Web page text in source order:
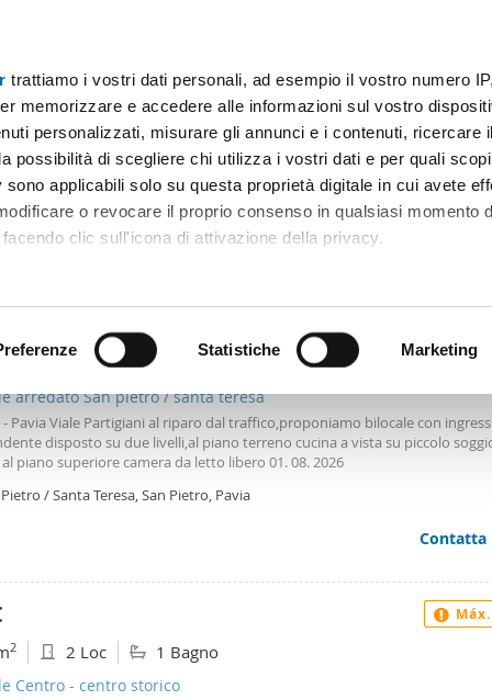
trattiamo i vostri dati personali, ad esempio il vostro numero
memorizzare e accedere alle informazioni sul vostro
personalizzati, misurare gli annunci e i contenuti, ricercare
possibilità di scegliere chi utilizza i vostri dati e per quali
applicabili solo su questa proprietà digitale in cui avete
o revocare il proprio consenso in qualsiasi momento
clic sull'icona di attivazione della privacy.
scansionandolo attivamente alla ricerca di caratteristiche
elaborati i tuoi dati personali e imposta le tue preferenze nella
ritirare il tuo consenso in qualsiasi momento dalla Dichiarazione
contenuti ed annunci, per fornire funzionalità dei
Condividiamo inoltre informazioni sul modo in cui utilizza il
di analisi dei dati web, pubblicità e social media, i quali
che ha fornito loro o che hanno raccolto dal suo utilizzo
Statistiche Marketing
Prezzo Superficie Locali Più filtri - 2
affitto nuova costruzione mortara
Ordine Mioaffitto
2 2 Loc 1 Bagno
arredato San pietro / santa teresa
- Pavia Viale Partigiani al riparo dal traffico,proponiamo bilocale con
disposto su due livelli,al piano terreno cucina a vista su piccolo
piano superiore camera da letto libero 01. 08. 2026
/ Santa Teresa, San Pietro, Pavia
Contatta
2 2 Loc 1 Bagno
Centro - centro storico